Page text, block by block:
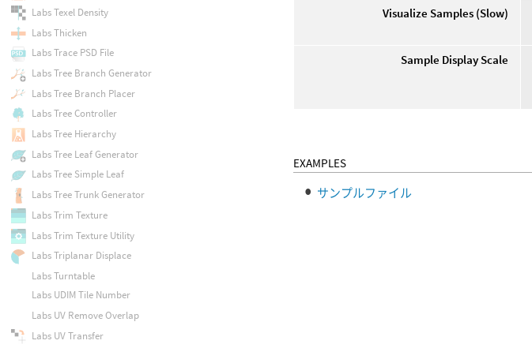
Visualize Samples (Slow)
Sample Display Scale
EXAMPLES
サンプルファイル
Labs Texel Density
Labs Thicken
Labs Trace PSD File
Labs Tree Branch Generator
Labs Tree Branch Placer
Labs Tree Controller
Labs Tree Hierarchy
Labs Tree Leaf Generator
Labs Tree Simple Leaf
Labs Tree Trunk Generator
Labs Trim Texture
Labs Trim Texture Utility
Labs Triplanar Displace
Labs Turntable
Labs UDIM Tile Number
Labs UV Remove Overlap
Labs UV Transfer